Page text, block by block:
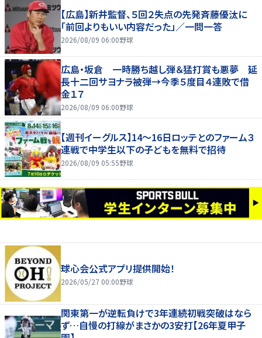
【広島】新井監督、５回２失点の先発斉藤優汰に
「前回よりもいい内容だった」／一問一答
2026/08/09 06:00野球
広島・坂倉 一時勝ち越し弾＆猛打賞も悪夢 延
長十二回サヨナラ被弾→今季５度目４連敗で借
金１７
2026/08/09 06:00野球
【週刊イーグルス】14～16日ロッテとのファーム３
連戦で中学生以下の子どもを無料で招待
2026/08/09 05:55野球
球心会公式アプリ提供開始！
2026/05/27 00:00野球
関東第一が逆転負けで3年連続初戦突破はなら
ず…自慢の打線がまさかの3安打【26年夏甲子